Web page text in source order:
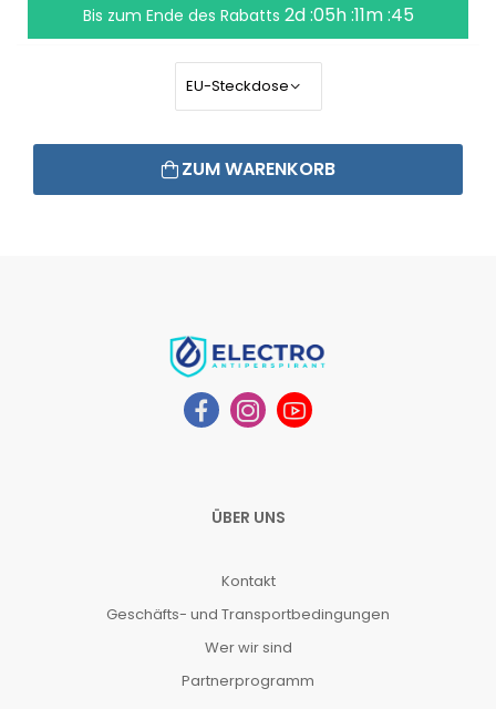
Bis zum Ende des Rabatts 2d :05h :11m :45
ZUM WARENKORB
ÜBER UNS
Kontakt
Geschäfts- und Transportbedingungen
Wer wir sind
Partnerprogramm